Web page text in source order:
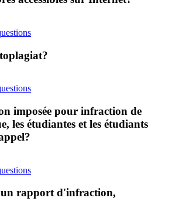
imposée pour infraction de
les étudiantes et les étudiants
rapport d'infraction,